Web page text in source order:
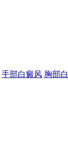
手部白癜风 胸部